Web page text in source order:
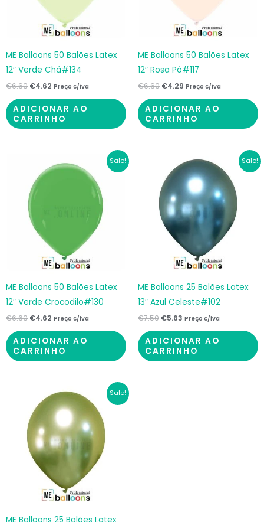
ME Balloons 50 Balões Latex
12″ Verde Chá#134
€6.60 €4.62 Preço c/iva
ADICIONAR AO
CARRINHO
ME Balloons 50 Balões Latex
12″ Rosa Pó#117
€6.60 €4.29 Preço c/iva
ADICIONAR AO
CARRINHO
Sale!
ME Balloons 50 Balões Latex
12″ Verde Crocodilo#130
€6.60
preço
original
era:
€6.60.
€4.62
preço
Preço c/iva
ADICIONAR AO
CARRINHO
Sale!
ME Balloons 25 Balões Latex
13″ Azul Celeste#102
€7.50
preço
original
era:
€7.50.
€5.63
preço
atual
é:
€5.63.
Preço c/iva
ADICIONAR AO
CARRINHO
Sale!
preço
original
era:
€7.50.
preço
atual
é:
€5.63.